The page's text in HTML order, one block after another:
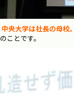
中央大学は社長の母校。
のことです。